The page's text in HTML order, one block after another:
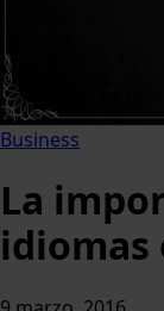
Business
La
idiomas